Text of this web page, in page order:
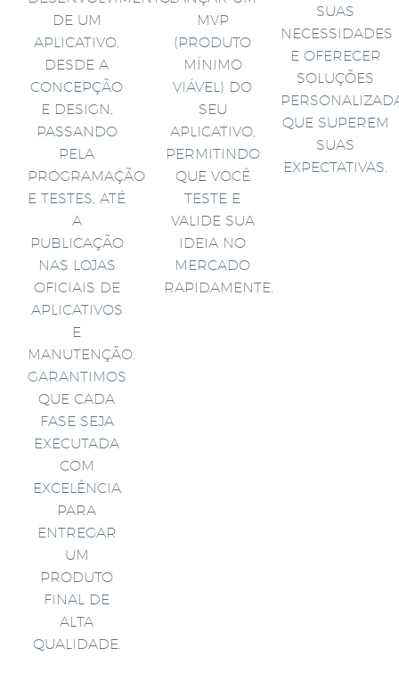
DE UM
APLICATIVO,
DESDE A
CONCEPÇÃO
E DESIGN,
PASSANDO
PELA
PROGRAMAÇÃO
E TESTES, ATÉ
A
PUBLICAÇÃO
NAS LOJAS
OFICIAIS DE
APLICATIVOS
E
MANUTENÇÃO.
GARANTIMOS
QUE CADA
FASE SEJA
EXECUTADA
COM
EXCELÊNCIA
PARA
ENTREGAR
UM
PRODUTO
FINAL DE
ALTA
QUALIDADE.
MVP
(PRODUTO
MÍNIMO
VIÁVEL) DO
SEU
APLICATIVO,
PERMITINDO
QUE VOCÊ
TESTE E
VALIDE SUA
IDEIA NO
MERCADO
RAPIDAMENTE.
SUAS
NECESSIDADES
E OFERECER
SOLUÇÕES
QUE SUPEREM
SUAS
EXPECTATIVAS.